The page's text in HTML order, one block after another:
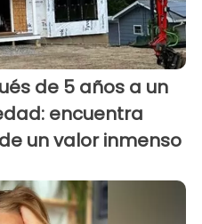
de 5 años a un
encuentra
un valor inmenso